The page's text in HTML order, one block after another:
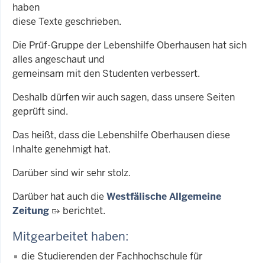
haben
diese Texte geschrieben.
Die Prüf-Gruppe der Lebenshilfe Oberhausen hat sich
alles angeschaut und
gemeinsam mit den Studenten verbessert.
Deshalb dürfen wir auch sagen, dass unsere Seiten
geprüft sind.
Das heißt, dass die Lebenshilfe Oberhausen diese
Inhalte genehmigt hat.
Darüber sind wir sehr stolz.
Darüber hat auch die Westfälische Allgemeine
Zeitung
berichtet.
Mitgearbeitet haben:
die Studierenden der Fachhochschule für